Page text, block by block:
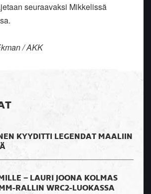
seuraavaksi Mikkelissä
/ AKK
KYYDITTI LEGENDAT MAALIIN
– LAURI JOONA KOLMAS
RALLIN WRC2-LUOKASSA